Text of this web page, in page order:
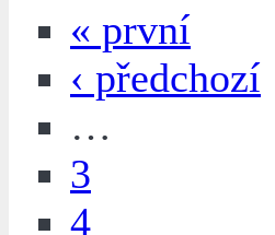
« první
‹ předchozí
…
3
4